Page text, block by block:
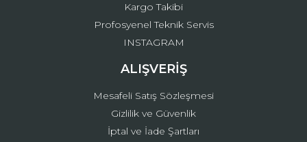
Gönder
Kargo Takibi
Profosyenel Teknik Servis
INSTAGRAM
ALIŞVERİŞ
Mesafeli Satış Sözleşmesi
Gizlilik ve Güvenlik
İptal ve İade Şartları